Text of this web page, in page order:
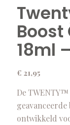
Boost
18ml
€ 21,95
De
ontwikkeld